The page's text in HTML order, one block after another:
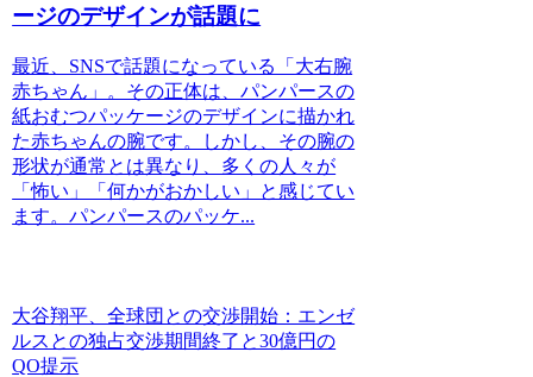
ージのデザインが話題に
最近、SNSで話題になっている「大右腕
赤ちゃん」。その正体は、パンパースの
紙おむつパッケージのデザインに描かれ
た赤ちゃんの腕です。しかし、その腕の
形状が通常とは異なり、多くの人々が
「怖い」「何かがおかしい」と感じてい
ます。パンパースのパッケ...
大谷翔平、全球団との交渉開始：エンゼ
ルスとの独占交渉期間終了と30億円の
QO提示